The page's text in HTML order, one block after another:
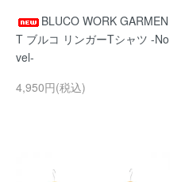
BLUCO WORK GARMEN
T ブルコ リンガーTシャツ -No
vel-
4,950円(税込)